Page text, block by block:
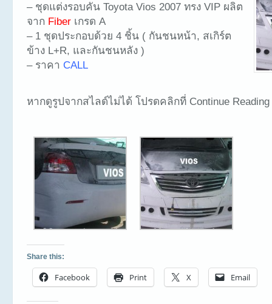
– ชุดแต่งรอบคัน Toyota Vios 2007 ทรง VIP ผลิต
จาก Fiber เกรด A
– 1 ชุดประกอบด้วย 4 ชิ้น ( กันชนหน้า, สเกิร์ต
ข้าง L+R, และกันชนหลัง )
– ราคา CALL
หากดูรูปจากสไลด์ไม่ได้ โปรดคลิกที่ Continue Reading
Share this:
Facebook Print X Email